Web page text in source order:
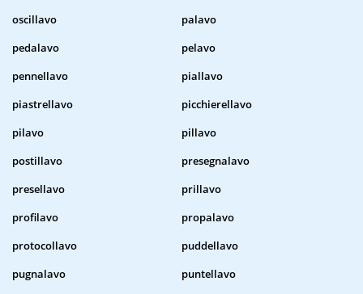
oscillavo
palavo
pedalavo
pelavo
pennellavo
piallavo
piastrellavo
picchierellavo
pilavo
pillavo
postillavo
presegnalavo
presellavo
prillavo
profilavo
propalavo
protocollavo
puddellavo
pugnalavo
puntellavo